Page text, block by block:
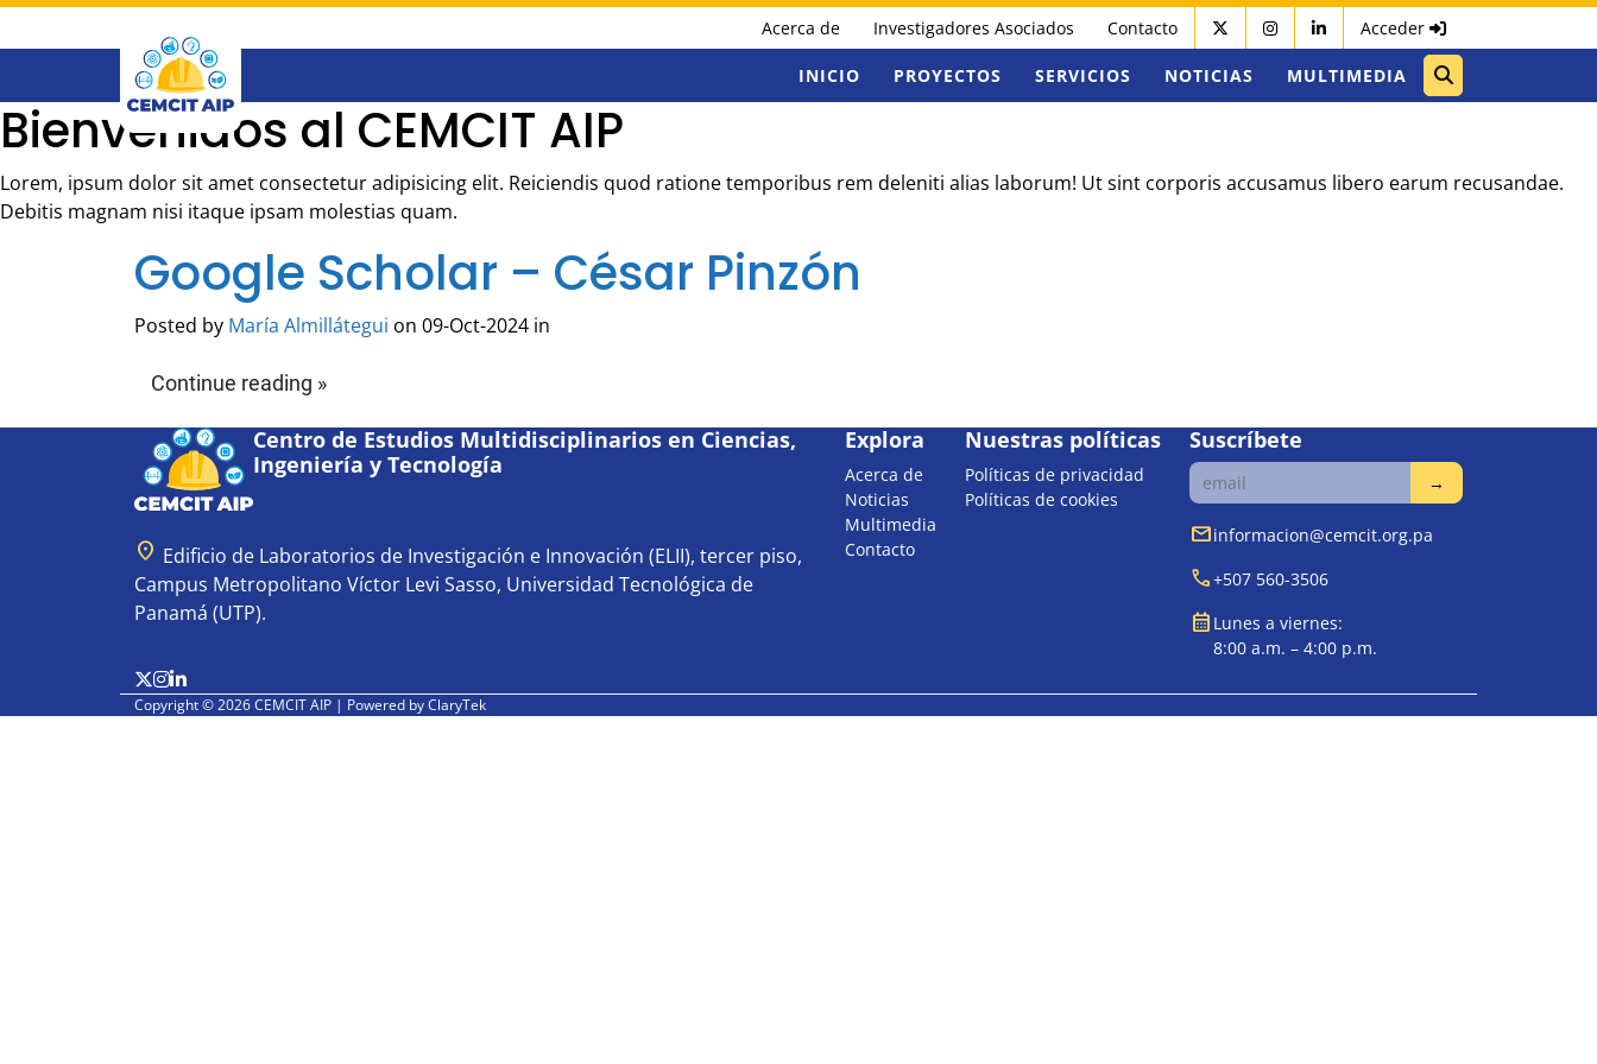
Saltar
principal
Acerca de Investigadores Asociados Contacto Acceder
INICIO PROYECTOS SERVICIOS NOTICIAS MULTIMEDIA
Bienvenidos al CEMCIT AIP
Lorem, ipsum dolor sit amet consectetur adipisicing elit. Reiciendis quod ratione temporibus rem deleniti alias laborum! Ut sint corporis accusamus libero earum recusandae.
Debitis magnam nisi itaque ipsam molestias quam.
Google Scholar – César Pinzón
Posted by María Almillátegui on 09-Oct-2024 in
Continue reading »
Centro de Estudios Multidisciplinarios en Ciencias,
Ingeniería y Tecnología
location_on Edificio de Laboratorios de Investigación e Innovación (ELII), tercer piso,
Campus Metropolitano Víctor Levi Sasso, Universidad Tecnológica de
Panamá (UTP).
Explora
Acerca de
Noticias
Multimedia
Contacto
Nuestras políticas
Políticas de privacidad
Políticas de cookies
Suscríbete
mailinformacion@cemcit.org.pa
call+507 560-3506
calendar_month Lunes a viernes:
8:00 a.m. – 4:00 p.m.
Copyright © 2026 CEMCIT AIP | Powered byClaryTek